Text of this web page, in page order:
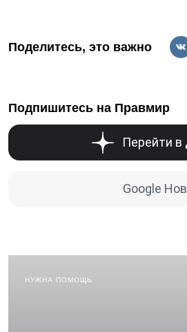
Поделитесь, это важно
Подпишитесь на Правмир
Перейти в
Google
НУЖНА ПОМОЩЬ